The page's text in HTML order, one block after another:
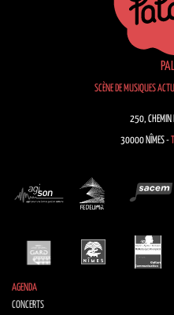
SCÈNE DE MUSIQUES
250, CHEMIN
30000 NÎMES -
AGENDA
CONCERTS